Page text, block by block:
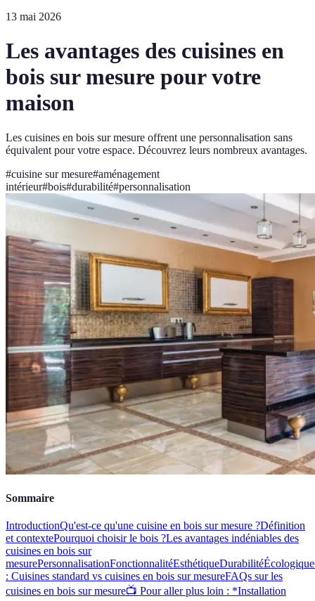
13 mai 2026
Les avantages des cuisines en
bois sur mesure pour votre
maison
Les cuisines en bois sur mesure offrent une personnalisation sans
équivalent pour votre espace. Découvrez leurs nombreux avantages.
#cuisine sur mesure#aménagement
intérieur#bois#durabilité#personnalisation
Sommaire
IntroductionQu'est-ce qu'une cuisine en bois sur mesure ?Définition
et contextePourquoi choisir le bois ?Les avantages indéniables des
cuisines en bois sur
mesurePersonnalisationFonctionnalitéEsthétiqueDurabilitéÉcologique
: Cuisines standard vs cuisines en bois sur mesureFAQs sur les
cuisines en bois sur mesure📺 Pour aller plus loin : *Installation